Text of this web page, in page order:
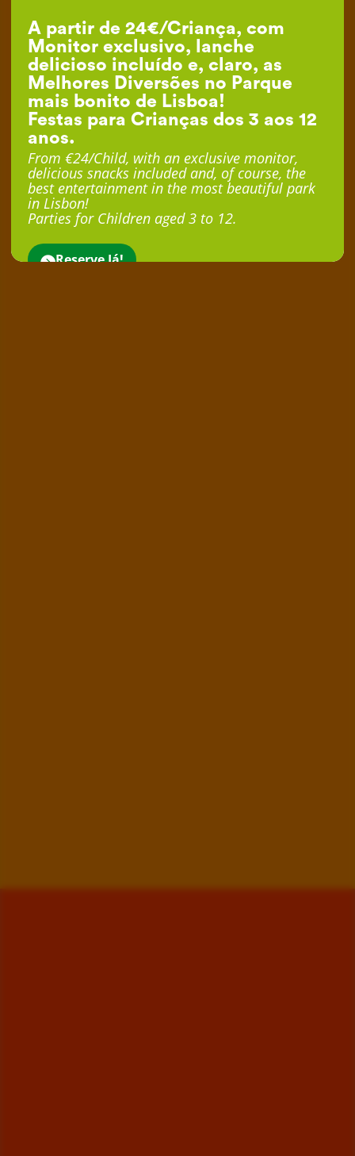
A partir de 24€/Criança, com
Monitor exclusivo, lanche
delicioso incluído e, claro, as
Melhores Diversões no Parque
mais bonito de Lisboa!
Festas para Crianças dos 3 aos 12
anos.
From €24/Child, with an exclusive monitor,
delicious snacks included and, of course, the
best entertainment in the most beautiful park
in Lisbon!
Parties for Children aged 3 to 12.
Reserve Já!